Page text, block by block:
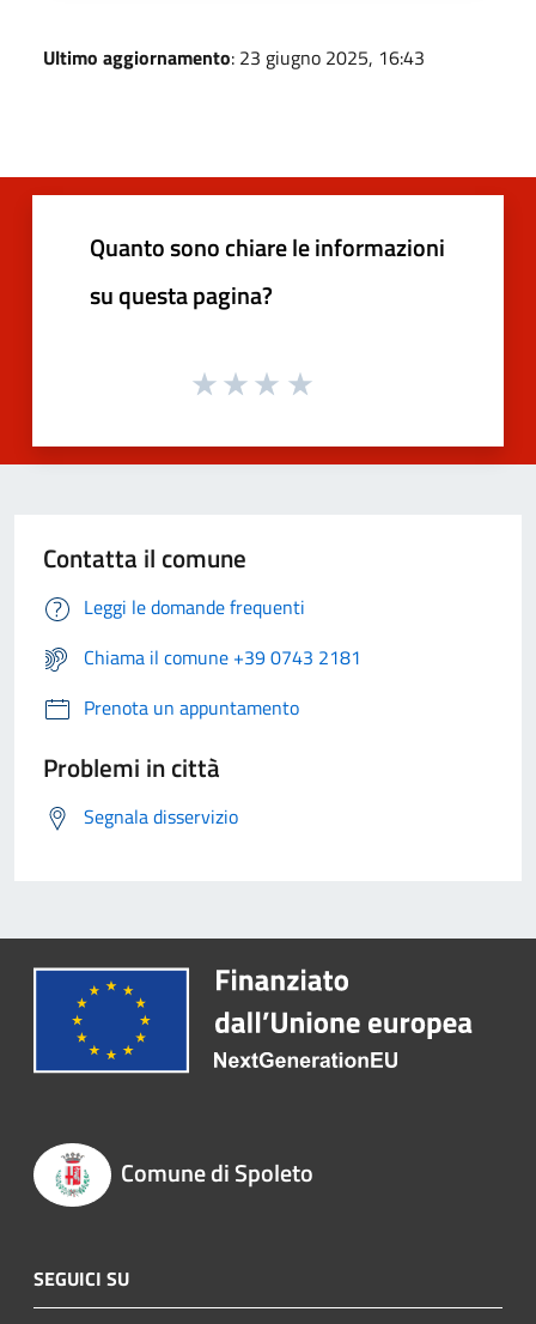
Ultimo aggiornamento: 23 giugno 2025, 16:43
Quanto sono chiare le informazioni
su questa pagina?
Contatta il comune
Leggi le domande frequenti
Chiama il comune +39 0743 2181
Prenota un appuntamento
Problemi in città
Segnala disservizio
Comune di Spoleto
SEGUICI SU